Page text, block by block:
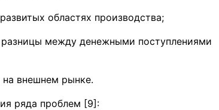
областях производства;
между денежными поступлениями
внешнем рынке.
ряда проблем [9]: